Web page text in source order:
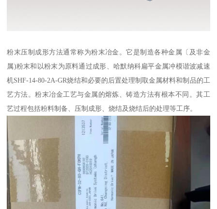
粉末压制成形方法通常称为粉末冶金。它是制造各种金属〔及非金
属)粉末和以粉末为原料通过成形、哈默纳科扁平金属冲模谐波减速
机SHF-14-80-2A-GR烧结和必要的后置处理制取金属材料和制品的工
艺方法。粉末冶金工艺与金属的熔炼、铸造方法有根本不同。其工
艺过程包括粉料制备、压制成形、烧结及烧结后的处理等工序。